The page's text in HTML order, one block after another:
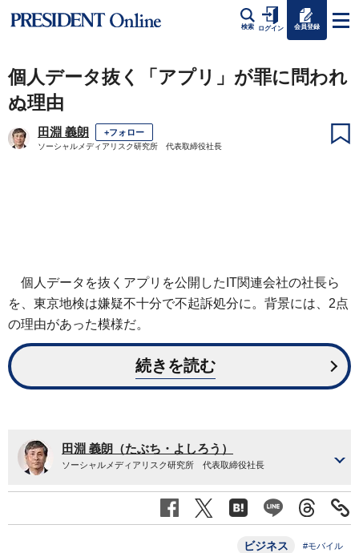
検索 ログイン 会員登録
個人データ抜く「アプリ」が罪に問われ
ぬ理由
田淵 義朗 +フォロー
ソーシャルメディアリスク研究所 代表取締役社長
個人データを抜くアプリを公開したIT関連会社の社長ら
を、東京地検は嫌疑不十分で不起訴処分に。背景には、2点
の理由があった模様だ。
続きを読む
田淵 義朗（たぶち・よしろう）
ソーシャルメディアリスク研究所 代表取締役社長
ビジネス #モバイル